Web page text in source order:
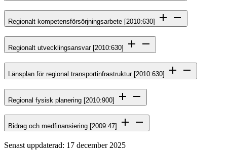
Regionalt kompetensförsörjningsarbete [2010:630]
Regionalt utvecklingsansvar [2010:630]
Länsplan för regional transportinfrastruktur [2010:630]
Regional fysisk planering [2010:900]
Bidrag och medfinansiering [2009:47]
Senast uppdaterad: 17 december 2025